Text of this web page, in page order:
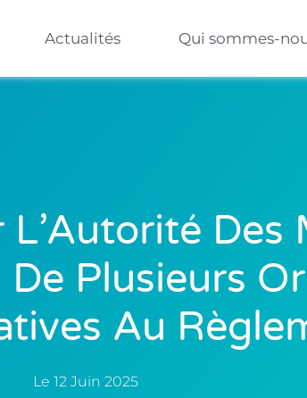
Actualités Qui sommes-
Des
Plusieurs
Au
Le 12 Juin 2025